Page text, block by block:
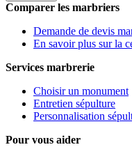
Comparer les marbriers
Demande de devis
En savoir plus sur la
Services marbrerie
Choisir un monument
Entretien sépulture
Personnalisation
Pour vous aider